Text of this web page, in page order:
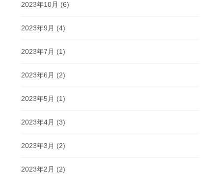
2023年10月 (6)
2023年9月 (4)
2023年7月 (1)
2023年6月 (2)
2023年5月 (1)
2023年4月 (3)
2023年3月 (2)
2023年2月 (2)